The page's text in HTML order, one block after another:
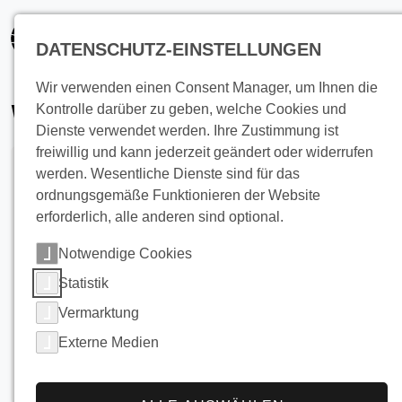
springen
DATENSCHUTZ-EINSTELLUNGEN
Wir verwenden einen Consent Manager, um Ihnen die
Kontrolle darüber zu geben, welche Cookies und
Dienste verwendet werden. Ihre Zustimmung ist
freiwillig und kann jederzeit geändert oder widerrufen
werden. Wesentliche Dienste sind für das
ordnungsgemäße Funktionieren der Website
erforderlich, alle anderen sind optional.
Notwendige Cookies
Statistik
Vermarktung
Externe Medien